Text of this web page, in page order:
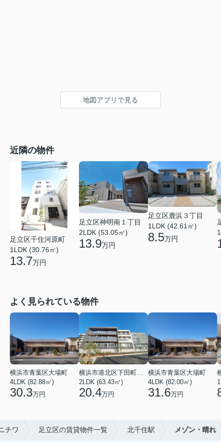
地図アプリで見る
近隣の物件
足立区千住河原町
1LDK (30.76㎡)
13.7万円
足立区神明南１丁目
2LDK (53.05㎡)
13.9万円
足立区鹿浜３丁目
1LDK (42.61㎡)
8.5万円
よく見られている物件
横浜市青葉区大場町
4LDK (82.88㎡)
30.3万円
2LDK (63.43㎡)
20.4万円
横浜市青葉区大場町
4LDK (82.00㎡)
31.6万円
チワ 足立区の賃貸物件一覧 北千住駅 メゾン・晴れ